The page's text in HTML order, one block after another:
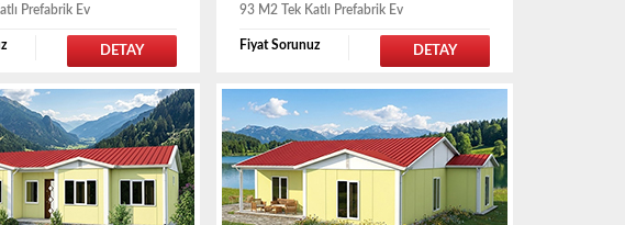
Prefabrik Ev
DETAY
93 M2 Tek Katlı Prefabrik Ev
Fiyat Sorunuz DETAY